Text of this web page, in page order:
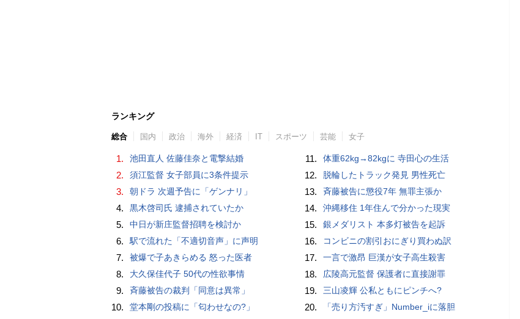
ランキング
総合 国内 政治 海外 経済 IT スポーツ 芸能 女子
1. 池田直人 佐藤佳奈と電撃結婚
2. 須江監督 女子部員に3条件提示
3. 朝ドラ 次週予告に「ゲンナリ」
4. 黒木啓司氏 逮捕されていたか
5. 中日が新庄監督招聘を検討か
6. 駅で流れた「不適切音声」に声明
7. 被爆で子あきらめる 怒った医者
8. 大久保佳代子 50代の性欲事情
9. 斉藤被告の裁判「同意は異常」
10. 堂本剛の投稿に「匂わせなの?」
11. 体重62kg→82kgに 寺田心の生活
12. 脱輪したトラック発見 男性死亡
13. 斉藤被告に懲役7年 無罪主張か
14. 沖縄移住 1年住んで分かった現実
15. 銀メダリスト 本多灯被告を起訴
16. コンビニの割引おにぎり買わぬ訳
17. 一言で激昂 巨漢が女子高生殺害
18. 広陵高元監督 保護者に直接謝罪
19. 三山凌輝 公私ともにピンチへ?
20. 「売り方汚すぎ」Number_iに落胆